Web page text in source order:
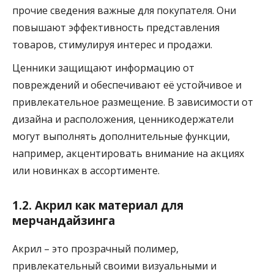
прочие сведения важные для покупателя. Они
повышают эффективность представления
товаров, стимулируя интерес и продажи.
Ценники защищают информацию от
повреждений и обеспечивают её устойчивое и
привлекательное размещение. В зависимости от
дизайна и расположения, ценникодержатели
могут выполнять дополнительные функции,
например, акцентировать внимание на акциях
или новинках в ассортименте.
1.2. Акрил как материал для
мерчандайзинга
Акрил – это прозрачный полимер,
привлекательный своими визуальными и